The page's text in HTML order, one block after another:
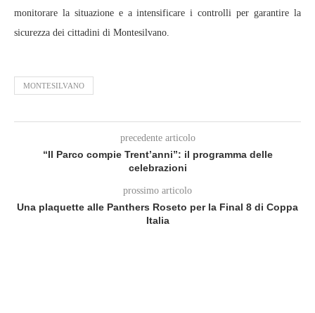
monitorare la situazione e a intensificare i controlli per garantire la
sicurezza dei cittadini di Montesilvano.
MONTESILVANO
precedente articolo
“Il Parco compie Trent’anni”: il programma delle
celebrazioni
prossimo articolo
Una plaquette alle Panthers Roseto per la Final 8 di Coppa
Italia